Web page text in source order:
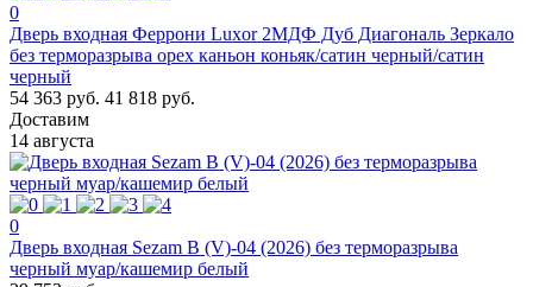
0
Дверь входная Феррони Luxor 2МДФ Дуб Диагональ Зеркало
без терморазрыва орех каньон коньяк/сатин черный/сатин
черный
54 363 руб. 41 818 руб.
Доставим
14 августа
0
Дверь входная Sezam В (V)-04 (2026) без терморазрыва
черный муар/кашемир белый